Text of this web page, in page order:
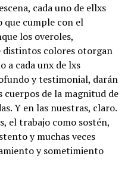
cada uno de ellxs
cumple con el
los overoles,
distintos colores otorgan
a cada unx de lxs
y testimonial, darán
cuerpos de la magnitud de
Y en las nuestras, claro.
el trabajo como sostén,
y muchas veces
y sometimiento